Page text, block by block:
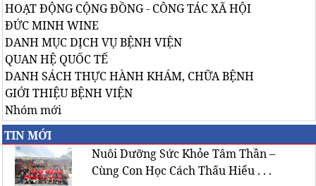
HOẠT ĐỘNG CỘNG ĐỒNG - CÔNG TÁC XÃ HỘI
ĐỨC MINH WINE
DANH MỤC DỊCH VỤ BỆNH VIỆN
QUAN HỆ QUỐC TẾ
DANH SÁCH THỰC HÀNH KHÁM, CHỮA BỆNH
GIỚI THIỆU BỆNH VIỆN
Nhóm mới
TIN MỚI
Nuôi Dưỡng Sức Khỏe Tâm Thần –
Cùng Con Học Cách Thấu Hiểu . . .